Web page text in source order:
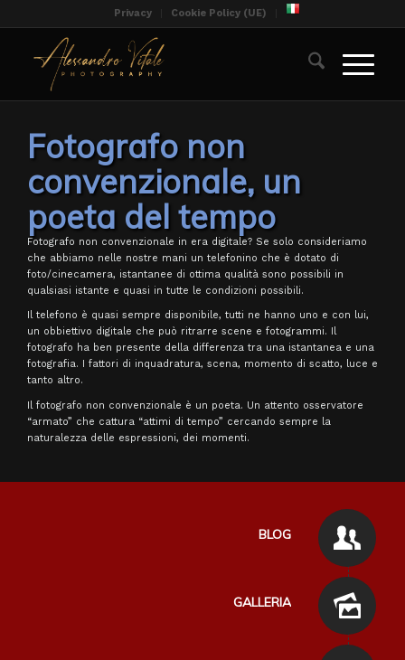
Privacy Cookie Policy (UE)
Fotografo non
convenzionale, un
poeta del tempo
Fotografo non convenzionale in era digitale? Se solo consideriamo
che abbiamo nelle nostre mani un telefonino che è dotato di
foto/cinecamera, istantanee di ottima qualità sono possibili in
qualsiasi istante e quasi in tutte le condizioni possibili.
Il telefono è quasi sempre disponibile, tutti ne hanno uno e con lui,
un obbiettivo digitale che può ritrarre scene e fotogrammi. Il
fotografo ha ben presente della differenza tra una istantanea e una
fotografia. I fattori di inquadratura, scena, momento di scatto, luce e
tanto altro.
Il fotografo non convenzionale è un poeta. Un attento osservatore
“armato” che cattura “attimi di tempo” cercando sempre la
naturalezza delle espressioni, dei momenti.
BLOG
GALLERIA